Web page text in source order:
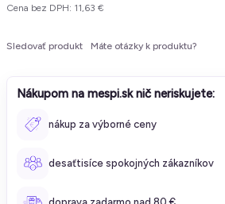
Cena bez DPH: 11,63 €
Sledovať produkt Máte otázky k produktu?
Nákupom na mespi.sk nič neriskujete:
nákup za výborné ceny
desaťtisíce spokojných zákazníkov
doprava zadarmo nad 80 €